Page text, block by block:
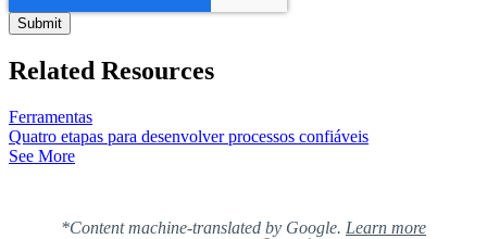
Related Resources
Ferramentas
Quatro etapas para desenvolver processos confiáveis
See More
*Content machine-translated by Google. Learn more